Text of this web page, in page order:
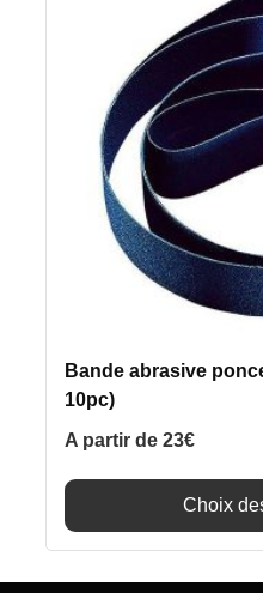
Bande abrasive
10pc)
A partir de 23€
Choix
options
peuvent
choisies